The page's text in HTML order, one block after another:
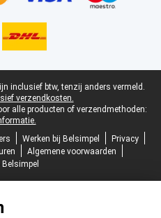
inclusief btw, tenzij anders vermeld.
verzendkosten.
alle producten of verzendmethoden:
Werken bij Belsimpel
Privacy
Algemene voorwaarden